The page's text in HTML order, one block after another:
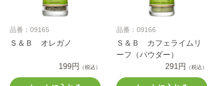
品番：09165
Ｓ＆Ｂ オレガノ
199円 （税込）
品番：09166
Ｓ＆Ｂ カフェライムリ
ーフ（パウダー）
291円
（税込）